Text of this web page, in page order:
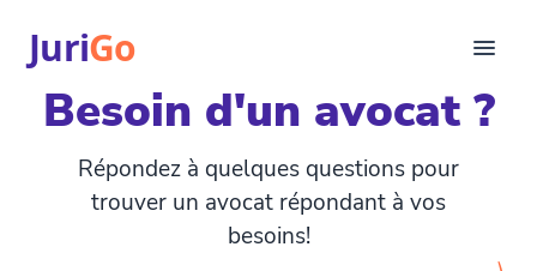
JuriGo
Consultation
Articles juridiques
Pour avocats
Besoin d'un avocat ?
Répondez à quelques questions pour
trouver un avocat répondant à vos
besoins!